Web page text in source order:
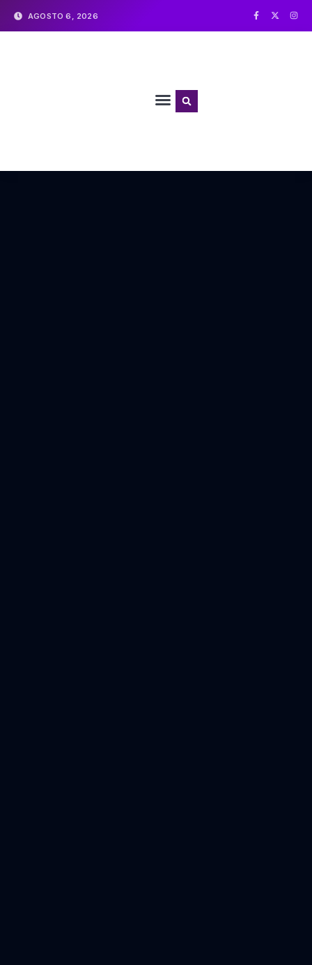
AGOSTO 6, 2026